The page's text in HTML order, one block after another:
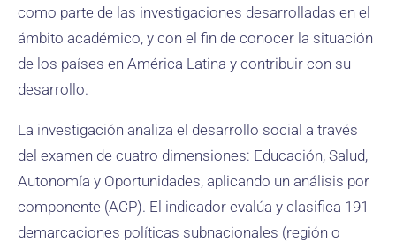
como parte de las investigaciones desarrolladas en el
ámbito académico, y con el fin de conocer la situación
de los países en América Latina y contribuir con su
desarrollo.
La investigación analiza el desarrollo social a través
del examen de cuatro dimensiones: Educación, Salud,
Autonomía y Oportunidades, aplicando un análisis por
componente (ACP). El indicador evalúa y clasifica 191
demarcaciones políticas subnacionales (región o